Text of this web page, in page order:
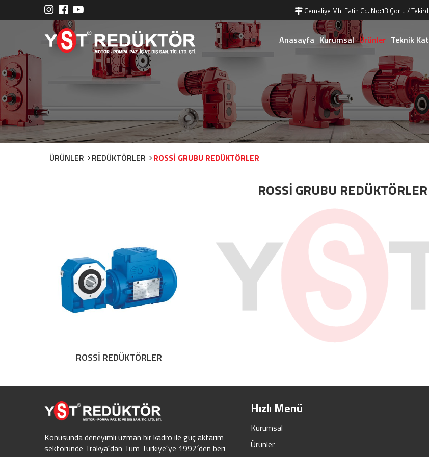
Cemaliye Mh. Fatih Cd. No:13 Çorlu /
Anasayfa Kurumsal Ürünler Teknik
ÜRÜNLER REDÜKTÖRLER ROSSİ GRUBU REDÜKTÖRLER
ROSSİ GRUBU REDÜKTÖRLER
ROSSİ REDÜKTÖRLER
Konusunda deneyimli uzman bir kadro ile güç aktarım
sektöründe Trakya´dan Tüm Türkiye´ye 1992´den beri
Hızlı Menü
Kurumsal
Ürünler